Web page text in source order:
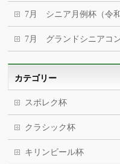
7月 シニア月例杯（令
7月 グランドシニアコ
カテゴリー
スポレク杯
クラシック杯
キリンビール杯